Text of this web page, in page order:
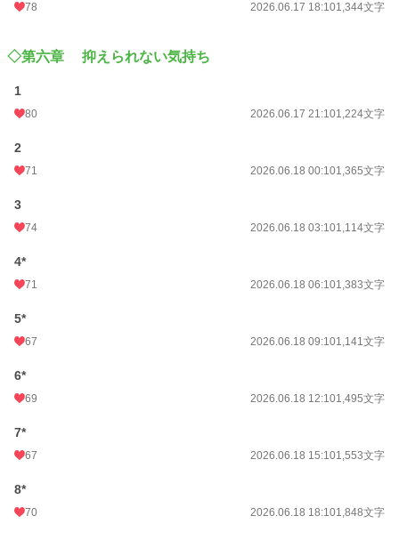
78 2026.06.17 18:101,344文字
◇第六章 抑えられない気持ち
1
80 2026.06.17 21:101,224文字
2
71 2026.06.18 00:101,365文字
3
74 2026.06.18 03:101,114文字
4*
71 2026.06.18 06:101,383文字
5*
67 2026.06.18 09:101,141文字
6*
69 2026.06.18 12:101,495文字
7*
67 2026.06.18 15:101,553文字
8*
70 2026.06.18 18:101,848文字